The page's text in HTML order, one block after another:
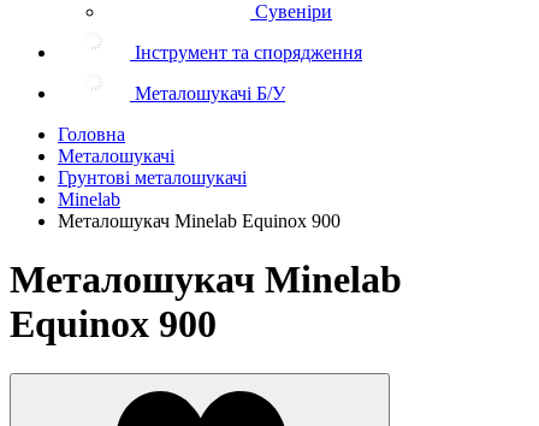
Сувеніри
Інструмент та спорядження
Металошукачі Б/У
Головна
Металошукачі
Грунтові металошукачі
Minelab
Металошукач Minelab Equinox 900
Металошукач Minelab
Equinox 900